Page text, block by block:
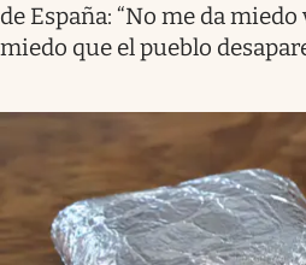
de España: “No me da
miedo que el pueblo